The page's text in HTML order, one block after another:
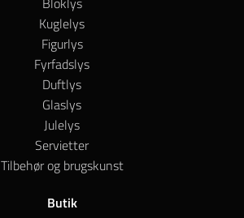
Kuglelys
Figurlys
Fyrfadslys
Duftlys
Glaslys
Julelys
Servietter
Tilbehør og brugskunst
Butik